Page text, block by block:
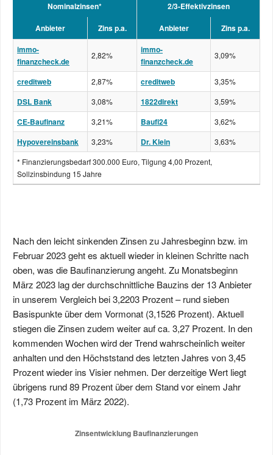
Nominalzinsen*
2/3-Effektivzinsen
Anbieter
Zins p.a. Anbieter
Zins p.a.
immo-
finanzcheck.de
2,82%
immo-
finanzcheck.de
3,09%
creditweb 2,87% creditweb 3,35%
DSL Bank 3,08% 1822direkt 3,59%
CE-Baufinanz 3,21% Baufi24 3,62%
Hypovereinsbank 3,23% Dr. Klein
3,63%
* Finanzierungsbedarf 300.000 Euro, Tilgung 4,00 Prozent,
Sollzinsbindung 15 Jahre
Nach den leicht sinkenden Zinsen zu Jahresbeginn bzw. im
Februar 2023 geht es aktuell wieder in kleinen Schritte nach
oben, was die Baufinanzierung angeht. Zu Monatsbeginn
März 2023 lag der durchschnittliche Bauzins der 13 Anbieter
in unserem Vergleich bei 3,2203 Prozent – rund sieben
Basispunkte über dem Vormonat (3,1526 Prozent). Aktuell
stiegen die Zinsen zudem weiter auf ca. 3,27 Prozent. In den
kommenden Wochen wird der Trend wahrscheinlich weiter
anhalten und den Höchststand des letzten Jahres von 3,45
Prozent wieder ins Visier nehmen. Der derzeitige Wert liegt
übrigens rund 89 Prozent über dem Stand vor einem Jahr
(1,73 Prozent im März 2022).